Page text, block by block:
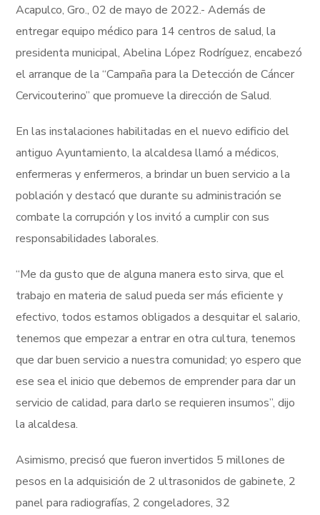
Acapulco, Gro., 02 de mayo de 2022.- Además de
entregar equipo médico para 14 centros de salud, la
presidenta municipal, Abelina López Rodríguez, encabezó
el arranque de la “Campaña para la Detección de Cáncer
Cervicouterino” que promueve la dirección de Salud.
En las instalaciones habilitadas en el nuevo edificio del
antiguo Ayuntamiento, la alcaldesa llamó a médicos,
enfermeras y enfermeros, a brindar un buen servicio a la
población y destacó que durante su administración se
combate la corrupción y los invitó a cumplir con sus
responsabilidades laborales.
“Me da gusto que de alguna manera esto sirva, que el
trabajo en materia de salud pueda ser más eficiente y
efectivo, todos estamos obligados a desquitar el salario,
tenemos que empezar a entrar en otra cultura, tenemos
que dar buen servicio a nuestra comunidad; yo espero que
ese sea el inicio que debemos de emprender para dar un
servicio de calidad, para darlo se requieren insumos”, dijo
la alcaldesa.
Asimismo, precisó que fueron invertidos 5 millones de
pesos en la adquisición de 2 ultrasonidos de gabinete, 2
panel para radiografías, 2 congeladores, 32